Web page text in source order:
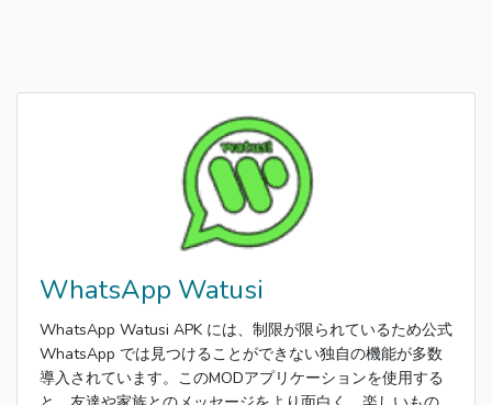
WhatsApp Watusi
WhatsApp Watusi APK には、制限が限られているため公式
WhatsApp では見つけることができない独自の機能が多数
導入されています。このMODアプリケーションを使用する